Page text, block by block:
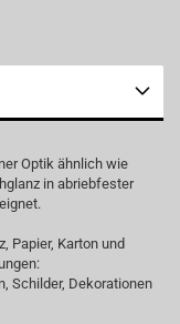
Optik ähnlich wie
in abriebfester
Papier, Karton und
Schilder, Dekorationen